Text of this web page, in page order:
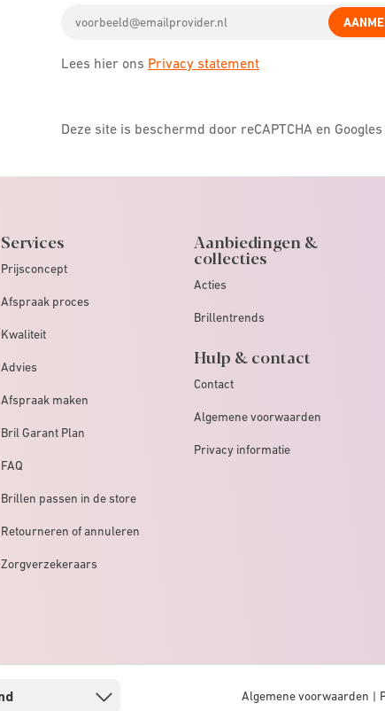
address
Lees hier ons Privacy statement
Deze site is beschermd door reCAPTCHA en Googles
Services
Prijsconcept
Afspraak proces
Kwaliteit
Advies
Afspraak maken
Bril Garant Plan
FAQ
Brillen passen in de store
Retourneren of annuleren
Zorgverzekeraars
Aanbiedingen &
collecties
Acties
Brillentrends
Hulp & contact
Contact
Algemene voorwaarden
Privacy informatie
Algemene voorwaarden